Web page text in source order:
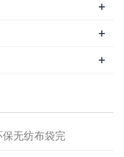
+
+
+
无纺布袋完